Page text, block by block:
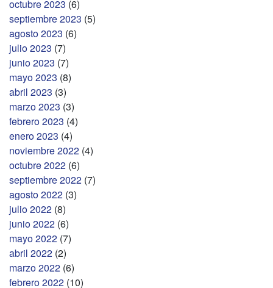
octubre 2023 (6)
septiembre 2023 (5)
agosto 2023 (6)
julio 2023 (7)
junio 2023 (7)
mayo 2023 (8)
abril 2023 (3)
marzo 2023 (3)
febrero 2023 (4)
enero 2023 (4)
noviembre 2022 (4)
octubre 2022 (6)
septiembre 2022 (7)
agosto 2022 (3)
julio 2022 (8)
junio 2022 (6)
mayo 2022 (7)
abril 2022 (2)
marzo 2022 (6)
febrero 2022 (10)